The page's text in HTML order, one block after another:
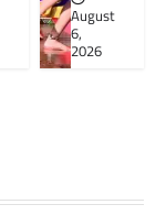
August
6,
2026